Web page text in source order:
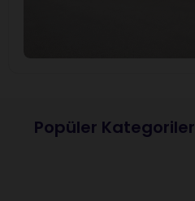
Popüler Kategoriler